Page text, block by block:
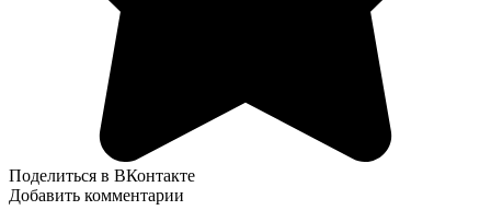
Поделиться в ВКонтакте
Добавить комментарии